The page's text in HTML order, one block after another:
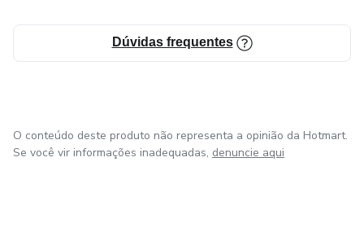
Dúvidas frequentes
O conteúdo deste produto não representa a opinião da Hotmart.
Se você vir informações inadequadas, denuncie aqui